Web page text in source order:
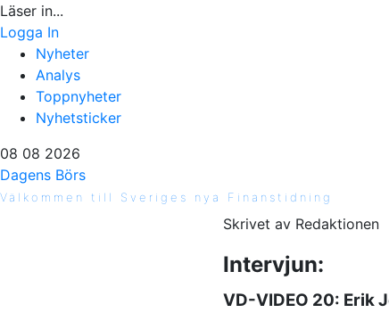
Läser in...
Logga In
Nyheter
Analys
Toppnyheter
Nyhetsticker
08 08 2026
Dagens Börs
Välkommen till Sveriges nya Finanstidning
Skrivet av Redaktionen
Intervjun:
VD-VIDEO 20: Erik